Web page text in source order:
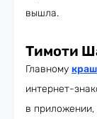
вышла.
Тимоти
Главному
интернет-
в